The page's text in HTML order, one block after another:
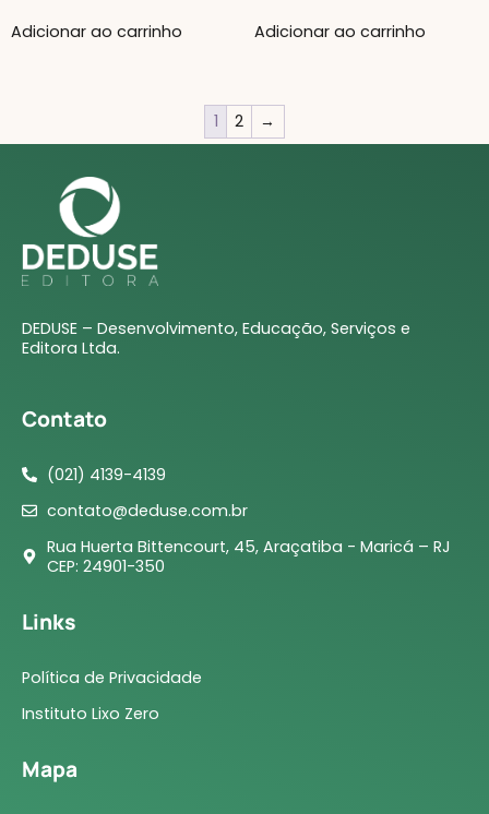
Adicionar ao carrinho Adicionar ao carrinho
1 2 →
DEDUSE – Desenvolvimento, Educação, Serviços e
Editora Ltda.
Contato
(021) 4139-4139
contato@deduse.com.br
Rua Huerta Bittencourt, 45, Araçatiba - Maricá – RJ
CEP: 24901-350
Links
Política de Privacidade
Instituto Lixo Zero
Mapa